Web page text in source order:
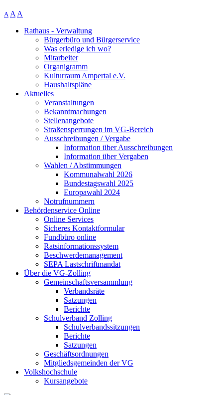
A A A
Rathaus - Verwaltung
Bürgerbüro und Bürgerservice
Was erledige ich wo?
Mitarbeiter
Organigramm
Kulturraum Ampertal e.V.
Haushaltspläne
Aktuelles
Veranstaltungen
Bekanntmachungen
Stellenangebote
Straßensperrungen im VG-Bereich
Ausschreibungen / Vergabe
Information über Ausschreibungen
Information über Vergaben
Wahlen / Abstimmungen
Kommunalwahl 2026
Bundestagswahl 2025
Europawahl 2024
Notrufnummern
Behördenservice Online
Online Services
Sicheres Kontaktformular
Fundbüro online
Ratsinformationssystem
Beschwerdemanagement
SEPA Lastschriftmandat
Über die VG-Zolling
Gemeinschaftsversammlung
Verbandsräte
Satzungen
Berichte
Schulverband Zolling
Schulverbandssitzungen
Berichte
Satzungen
Geschäftsordnungen
Mitgliedsgemeinden der VG
Volkshochschule
Kursangebote